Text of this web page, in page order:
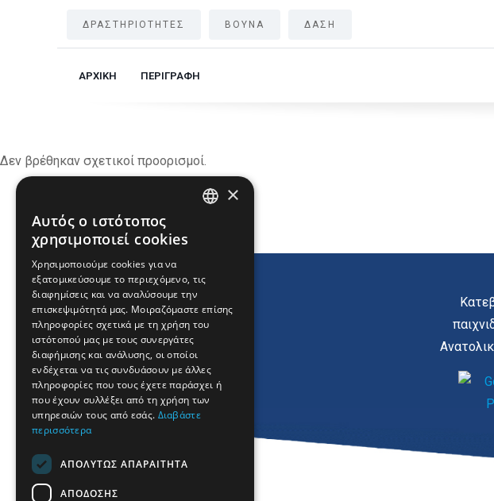
ΔΡΑΣΤΗΡΙΟΤΗΤΕΣ ΒΟΥΝΑ ΔΑΣΗ
ΑΡΧΙΚΗ ΠΕΡΙΓΡΑΦΗ
Δεν βρέθηκαν σχετικοί προορισμοί.
FRENCH
BULGARIAN
ROMANIAN
TURKISH
×
Αυτός ο ιστότοπος
χρησιμοποιεί cookies
Χρησιμοποιούμε cookies για να
εξατομικεύσουμε το περιεχόμενο, τις
διαφημίσεις και να αναλύσουμε την
επισκεψιμότητά μας. Μοιραζόμαστε επίσης
πληροφορίες σχετικά με τη χρήση του
ιστότοπού μας με τους συνεργάτες
διαφήμισης και ανάλυσης, οι οποίοι
ενδέχεται να τις συνδυάσουν με άλλες
πληροφορίες που τους έχετε παράσχει ή
που έχουν συλλέξει από τη χρήση των
υπηρεσιών τους από εσάς. Διαβάστε
περισσότερα
ΑΠΟΛΎΤΩΣ ΑΠΑΡΑΊΤΗΤΑ
ΑΠΌΔΟΣΗΣ